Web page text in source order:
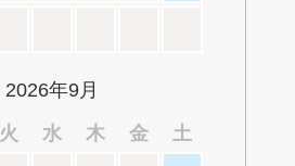
2026年9月
火 水 木 金 土